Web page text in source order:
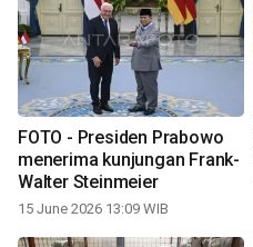
FOTO - Presiden Prabowo
menerima kunjungan Frank-
Walter Steinmeier
15 June 2026 13:09 WIB